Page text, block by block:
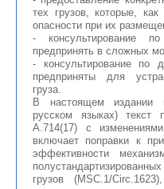
тех грузов, которые,
опасности при их
- консультирование
предпринять в сложных
- консультирование по
предприняты для
груза.
В настоящем издании
русском языках) текст
А.714(17) с
включает поправки к
эффективности
грузов (MSC.1/